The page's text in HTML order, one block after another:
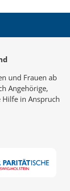
und Frauen ab
Angehörige,
in Anspruch